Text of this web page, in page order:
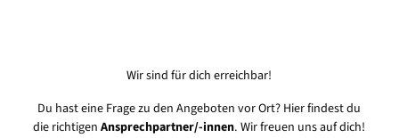
Wir sind für dich erreichbar!
Du hast eine Frage zu den Angeboten vor Ort? Hier findest du
die richtigenAnsprechpartner/-innen. Wir freuen uns auf dich!